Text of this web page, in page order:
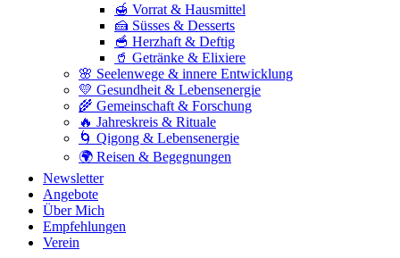
🍯 Vorrat & Hausmittel
🍰 Süsses & Desserts
🥣 Herzhaft & Deftig
🥤 Getränke & Elixiere
🌸 Seelenwege & innere Entwicklung
💛 Gesundheit & Lebensenergie
🌾 Gemeinschaft & Forschung
🔥 Jahreskreis & Rituale
🌀 Qigong & Lebensenergie
🌍 Reisen & Begegnungen
Newsletter
Angebote
Über Mich
Empfehlungen
Verein